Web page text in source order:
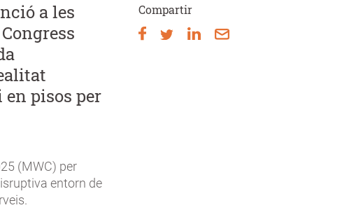
Compartir
a les
pisos per
(MWC) per
entorn de